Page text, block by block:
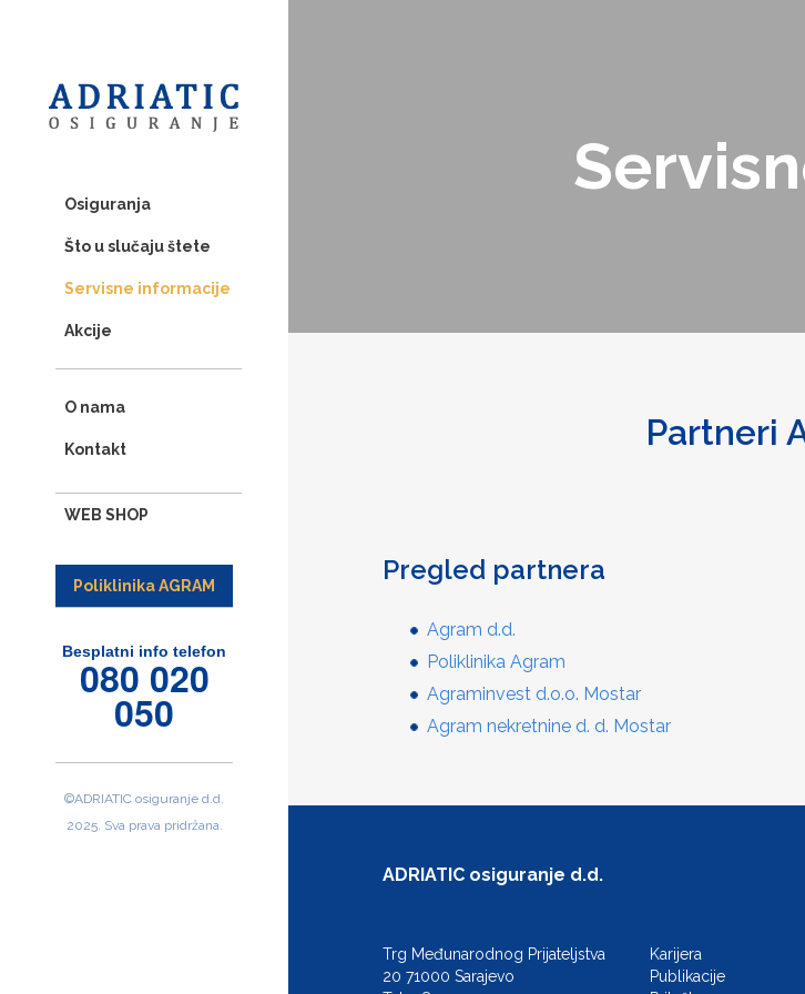
Osiguranja
Što u slučaju štete
Servisne informacije
Akcije
O nama
Kontakt
WEB SHOP
Poliklinika AGRAM
Besplatni info telefon
080 020
050
©ADRIATIC osiguranje d.d.
2025. Sva prava pridržana.
Partneri
Pregled partnera
Agram d.d.
Poliklinika Agram
Agraminvest d.o.o. Mostar
Agram nekretnine d. d. Mostar
ADRIATIC osiguranje d.d.
Trg Međunarodnog Prijateljstva
20 71000 Sarajevo
Karijera
Publikacije